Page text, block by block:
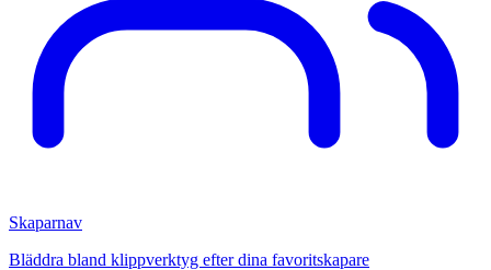
Skaparnav
Bläddra bland klippverktyg efter dina favoritskapare